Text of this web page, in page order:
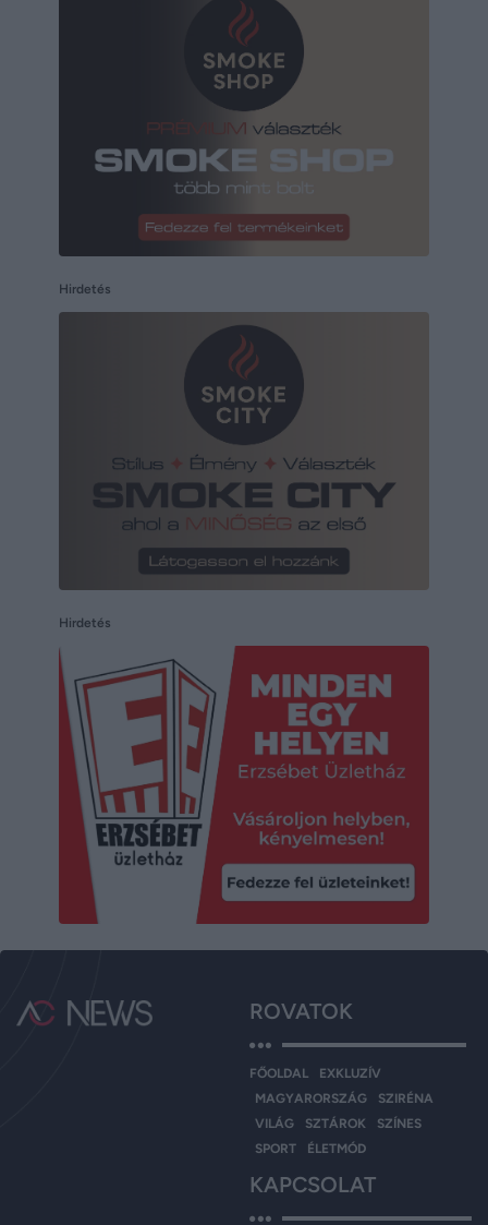
Hirdetés
Hirdetés
ROVATOK
FŐOLDAL
EXKLUZÍV
MAGYARORSZÁG
SZIRÉNA
VILÁG
SZTÁROK
SZÍNES
SPORT
ÉLETMÓD
KAPCSOLAT